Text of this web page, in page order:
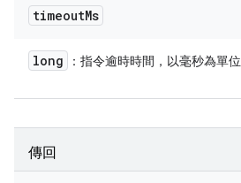
timeoutMs
long ：指令逾時時間，以毫秒為單位
傳回